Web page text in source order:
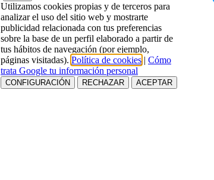
Utilizamos cookies propias y de terceros para
analizar el uso del sitio web y mostrarte
publicidad relacionada con tus preferencias
sobre la base de un perfil elaborado a partir de
tus hábitos de navegación (por ejemplo,
páginas visitadas). Política de cookies | Cómo
trata Google tu información personal
CONFIGURACIÓN RECHAZAR ACEPTAR